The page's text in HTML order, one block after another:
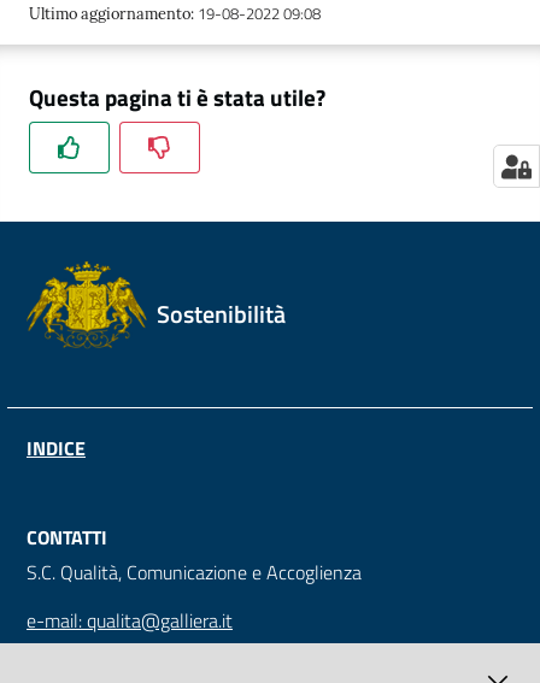
Ultimo aggiornamento: 19-08-2022 09:08
Questa pagina ti è stata utile?
Sostenibilità
INDICE
CONTATTI
S.C. Qualità, Comunicazione e Accoglienza
e-mail: qualita@galliera.it